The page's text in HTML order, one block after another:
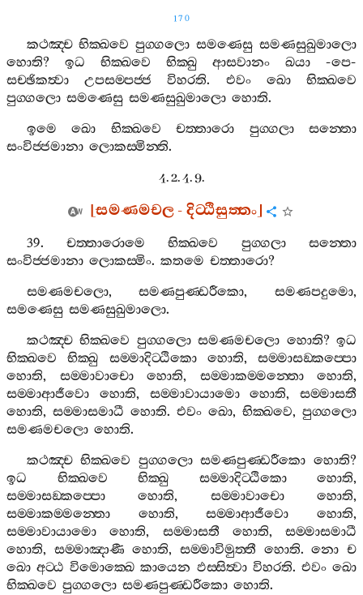
170
කථඤ‍්ච භික‍්ඛවෙ පුග‍්ගලො සමණෙසු සමණසුඛුමාලො
හොති? ඉධ භික‍්ඛවෙ භික‍්ඛු ආසවානං ඛයා -පෙ-
සච‍්ඡිකත්‍වා
උපසම‍්පජ‍්ජ විහරති. එවං ඛො
භික‍්ඛවෙ
පුග‍්ගලො සමණෙසු සමණසුඛුමාලො හොති.
ඉමෙ
ඛො භික‍්ඛවෙ චත‍්තාරො පුග‍්ගලා
සන‍්තො
සංවිජ‍්ජමානා ලොකස‍්මින‍්ති.
4. 2. 4. 9.
[සමණමචල-දිට‍්ඨිසුත‍්තං]
39. චත‍්තාරොමෙ භික‍්ඛවෙ පුග‍්ගලා
සන‍්තො
සංවිජ‍්ජමානා ලොකස‍්මිං. කතමෙ චත‍්තාරො?
සමණමචලො,සමණපුණ‍්ඩරීකො, සමණපදුමො,
සමණෙසු සමණසුඛුමාලො.
කථඤ‍්ච භික‍්ඛවෙ පුග‍්ගලො සමණමචලො හොති?ඉධ
භික‍්ඛවෙ
භික‍්ඛු සම‍්මාදිට‍්ඨිකො හොති, සම‍්මාසඞ‍්කප‍්පො
හොති, සම‍්මාවාචො හොති, සම‍්මාකම‍්මන‍්තො හොති,
සම‍්මාආජීවො
හොති, සම‍්මාවායාමො හොති, සම‍්මාසතී
හොති, සම‍්මාසමාධී හොති. එවං ඛො, භික‍්ඛවෙ, පුග‍්ගලො
සමණමචලො හොති.
කථඤ‍්ච භික‍්ඛවෙ පුග‍්ගලො සමණපුණ‍්ඩරීකො හොති?
ඉධ
භික‍්ඛවෙ භික‍්ඛු සම‍්මාදිට‍්ඨිකො හොති,
සම‍්මාසඞ‍්කප‍්පො
හොති, සම‍්මාවාචො හොති,
සම‍්මාකම‍්මන‍්තො
හොති,සම‍්මාආජීවො හොති,
සම‍්මාවායාමො
හොති, සම‍්මාසතී හොති, සම‍්මාසමාධී
හොති, සම‍්මාඤාණී හොති,සම‍්මාවිමුත‍්තී හොති.නො ච
ඛො අට‍්ඨ විමොක‍්ඛෙ කායෙන ඵස‍්සිත්‍වා විහරති. එවං ඛො
භික‍්ඛවෙ පුග‍්ගලො සමණපුණ‍්ඩරීකො හොති.